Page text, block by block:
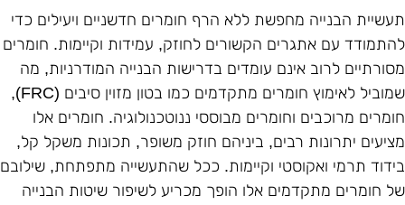
הבנייה מחפשת ללא הרף חומרים חדשניים ויעילים כדי
עם אתגרים הקשורים לחוזק, עמידות וקיימות. חומרים
לרוב אינם עומדים בדרישות הבנייה המודרניות, מה
לאימוץ חומרים מתקדמים כמו בטון מזוין סיבים(FRC),
מרוכבים וחומרים מבוססי ננוטכנולוגיה. חומרים אלו
יתרונות רבים, ביניהם חוזק משופר, תכונות משקל קל,
תרמי ואקוסטי וקיימות. ככל שהתעשייה מתפתחת, שילובם
חומרים מתקדמים אלו הופך מכריע לשיפור שיטות הבנייה